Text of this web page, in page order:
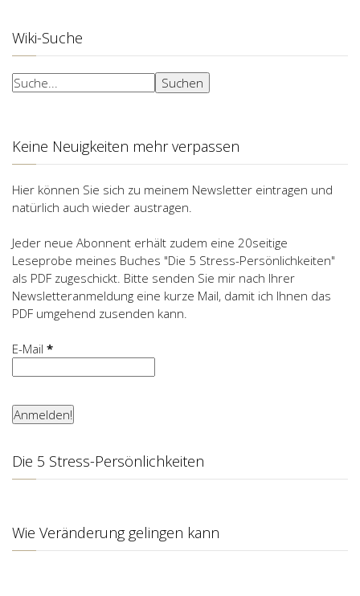
Wiki-Suche
Suchen Suchen
Keine Neuigkeiten mehr verpassen
Hier können Sie sich zu meinem Newsletter eintragen und
natürlich auch wieder austragen.
Jeder neue Abonnent erhält zudem eine 20seitige
Leseprobe meines Buches "Die 5 Stress-Persönlichkeiten"
als PDF zugeschickt. Bitte senden Sie mir nach Ihrer
Newsletteranmeldung eine kurze Mail, damit ich Ihnen das
PDF umgehend zusenden kann.
E-Mail *
Die 5 Stress-Persönlichkeiten
Wie Veränderung gelingen kann